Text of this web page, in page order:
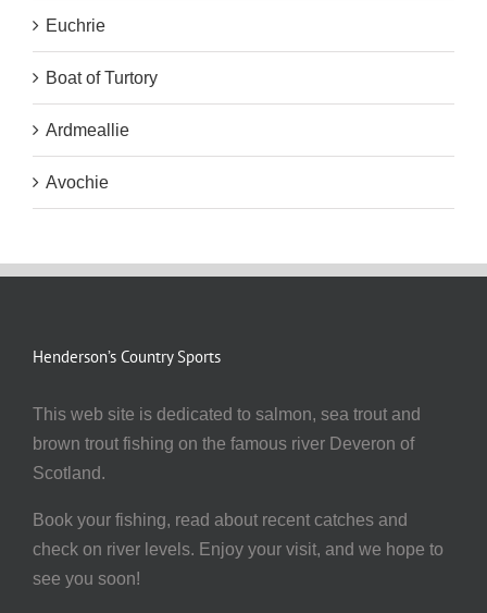
Euchrie
Boat of Turtory
Ardmeallie
Avochie
Henderson’s Country Sports
This web site is dedicated to salmon, sea trout and
brown trout fishing on the famous river Deveron of
Scotland.
Book your fishing, read about recent catches and
check on river levels. Enjoy your visit, and we hope to
see you soon!